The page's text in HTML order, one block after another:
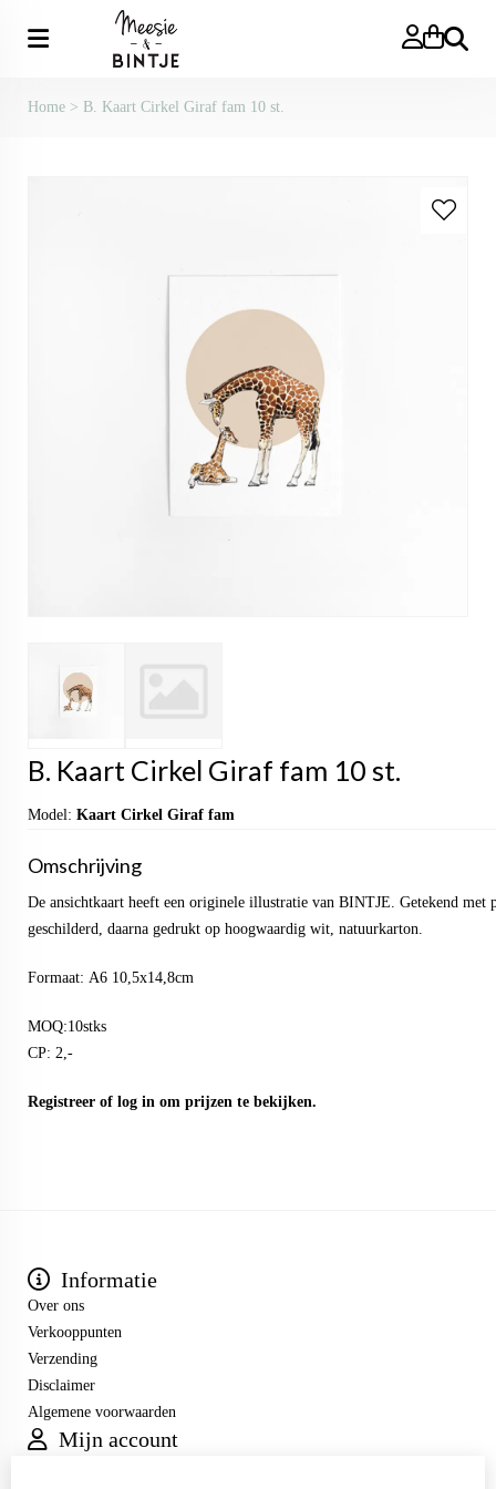
Zoeken
Home > B. Kaart Cirkel Giraf fam 10 st.
B. Kaart Cirkel Giraf fam 10 st.
Model: Kaart Cirkel Giraf fam
Omschrijving
De ansichtkaart heeft een originele illustratie van BINTJE. Getekend met
geschilderd, daarna gedrukt op hoogwaardig wit, natuurkarton.
Formaat: A6 10,5x14,8cm
MOQ:10stks
CP: 2,-
Registreer of log in om prijzen te bekijken.
Informatie
Over ons
Verkooppunten
Verzending
Disclaimer
Algemene voorwaarden
Mijn account